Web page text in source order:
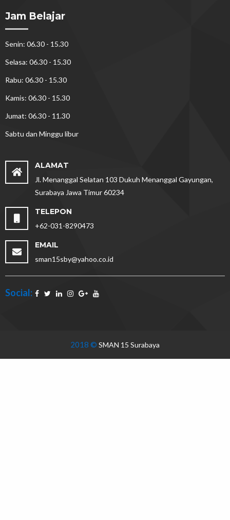
Jam Belajar
Senin: 06.30 - 15.30
Selasa: 06.30 - 15.30
Rabu: 06.30 - 15.30
Kamis: 06.30 - 15.30
Jumat: 06.30 - 11.30
Sabtu dan Minggu libur
ALAMAT
Jl. Menanggal Selatan 103 Dukuh Menanggal Gayungan,
Surabaya Jawa Timur 60234
TELEPON
+62-031-8290473
EMAIL
sman15sby@yahoo.co.id
Social:
2018 © SMAN 15 Surabaya